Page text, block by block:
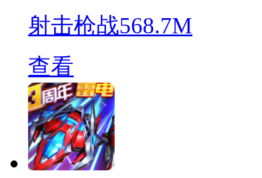
射击枪战568.7M
查看